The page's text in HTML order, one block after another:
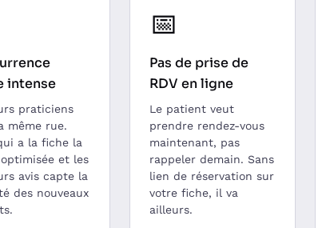
intense
praticiens
même rue.
a la fiche la
et les
avis capte la
des nouveaux
📅
Pas de prise de
RDV en ligne
Le patient veut
prendre rendez-vous
maintenant, pas
rappeler demain. Sans
lien de réservation sur
votre fiche, il va
ailleurs.